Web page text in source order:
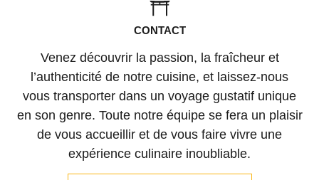
CONTACT
Venez découvrir la passion, la fraîcheur et
l’authenticité de notre cuisine, et laissez-nous
vous transporter dans un voyage gustatif unique
en son genre. Toute notre équipe se fera un plaisir
de vous accueillir et de vous faire vivre une
expérience culinaire inoubliable.